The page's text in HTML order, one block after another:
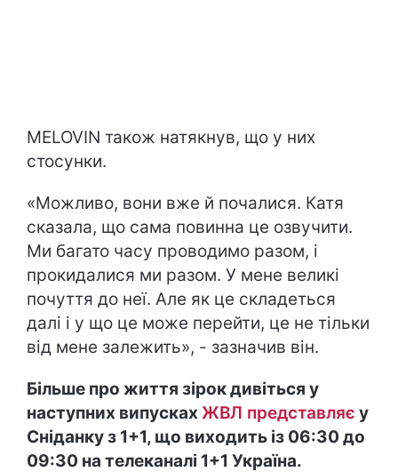
MELOVIN також натякнув, що у них
стосунки.
«Можливо, вони вже й почалися. Катя
сказала, що сама повинна це озвучити.
Ми багато часу проводимо разом, і
прокидалися ми разом. У мене великі
почуття до неї. Але як це складеться
далі і у що це може перейти, це не тільки
від мене залежить», - зазначив він.
Більше про життя зірок дивіться у
наступних випускахЖВЛ представляє у
Сніданку з 1+1, що виходить із 06:30 до
09:30 на телеканалі 1+1 Україна.